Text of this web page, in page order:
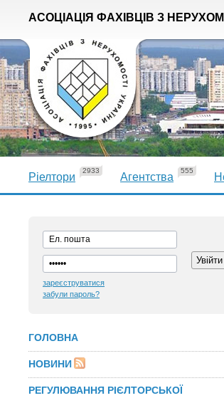
АСОЦІАЦІЯ ФАХІВЦІВ З
Ріелтори
2933
Агентства
555
зареєструватися
забули пароль?
ГОЛОВНА
НОВИНИ
РЕГУЛЮВАННЯ РІЄЛТОРСЬКОЇ